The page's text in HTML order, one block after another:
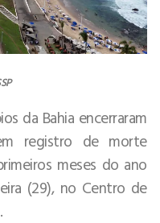
da Bahia encerraram
registro de morte
meses do ano
(29), no Centro de